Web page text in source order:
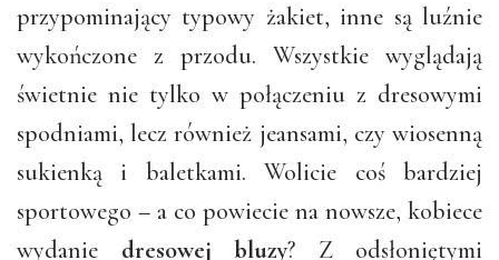
przypominający typowy żakiet, inne są luźnie
wykończone z przodu. Wszystkie wyglądają
świetnie nie tylko w połączeniu z dresowymi
spodniami, lecz również jeansami, czy wiosenną
sukienką i baletkami. Wolicie coś bardziej
sportowego – a co powiecie na nowsze, kobiece
wydanie dresowej bluzy? Z odsłoniętymi